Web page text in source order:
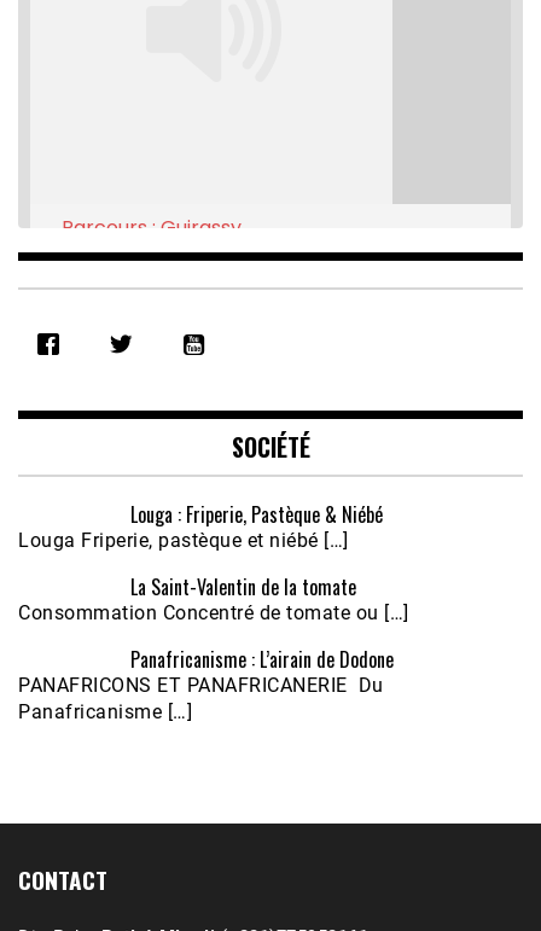
RSS FEED
EMBED
Parcours : Guirassy
Feb 16, 2021 • 28:08
Écoutez le parcours de Claudiane Kapia
Nobana (Podologue)
Feb 24, 2021 • 28mn
SOCIÉTÉ
Louga : Friperie, Pastèque & Niébé
Louga Friperie, pastèque et niébé […]
La Saint-Valentin de la tomate
Consommation Concentré de tomate ou […]
Panafricanisme : L’airain de Dodone
PANAFRICONS ET PANAFRICANERIE Du
Panafricanisme […]
CONTACT